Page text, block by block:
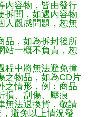
內容物，皆由發行
拆閱，如遇內容物
人觀感問題，恕無
品，如為拆封後所
站一概不負責，恕
程中將無法避免撞
之物品，如為CD片
之情形，例：商品
損、刮傷、壓痕
無法退換貨，敬請
避免以上情況發